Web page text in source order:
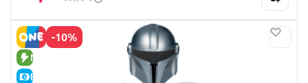
-10%
NAUJA PREKĖ
E-KAINA